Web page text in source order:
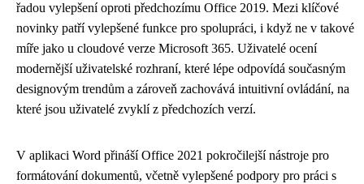
řadou vylepšení oproti předchozímu Office 2019. Mezi klíčové
novinky patří vylepšené funkce pro spolupráci, i když ne v takové
míře jako u cloudové verze Microsoft 365. Uživatelé ocení
modernější uživatelské rozhraní, které lépe odpovídá současným
designovým trendům a zároveň zachovává intuitivní ovládání, na
které jsou uživatelé zvyklí z předchozích verzí.
V aplikaci Word přináší Office 2021 pokročilejší nástroje pro
formátování dokumentů, včetně vylepšené podpory pro práci s